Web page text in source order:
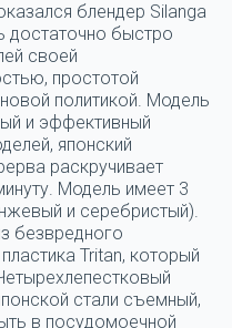
блендер Silanga
достаточно быстро
своей
простотой
политикой. Модель
и эффективный
японский
раскручивает
Модель имеет 3
и серебристый).
безвредного
Tritan, который
стали съемный,
в посудомоечной